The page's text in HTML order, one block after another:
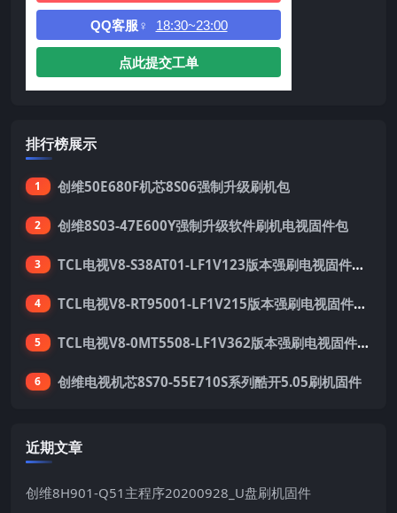
QQ客服♀ 18:30~23:00
点此提交工单
排行榜展示
1 创维50E680F机芯8S06强制升级刷机包
2 创维8S03-47E600Y强制升级软件刷机电视固件包
3 TCL电视V8-S38AT01-LF1V123版本强刷电视固件包下载
4 TCL电视V8-RT95001-LF1V215版本强刷电视固件包下载
5 TCL电视V8-0MT5508-LF1V362版本强刷电视固件包下载
6 创维电视机芯8S70-55E710S系列酷开5.05刷机固件
近期文章
创维8H901-Q51主程序20200928_U盘刷机固件